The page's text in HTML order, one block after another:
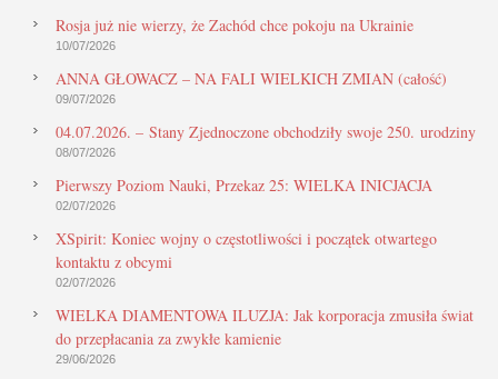
Rosja już nie wierzy, że Zachód chce pokoju na Ukrainie
10/07/2026
ANNA GŁOWACZ – NA FALI WIELKICH ZMIAN (całość)
09/07/2026
04.07.2026. – Stany Zjednoczone obchodziły swoje 250. urodziny
08/07/2026
Pierwszy Poziom Nauki, Przekaz 25: WIELKA INICJACJA
02/07/2026
XSpirit: Koniec wojny o częstotliwości i początek otwartego
kontaktu z obcymi
02/07/2026
WIELKA DIAMENTOWA ILUZJA: Jak korporacja zmusiła świat
do przepłacania za zwykłe kamienie
29/06/2026